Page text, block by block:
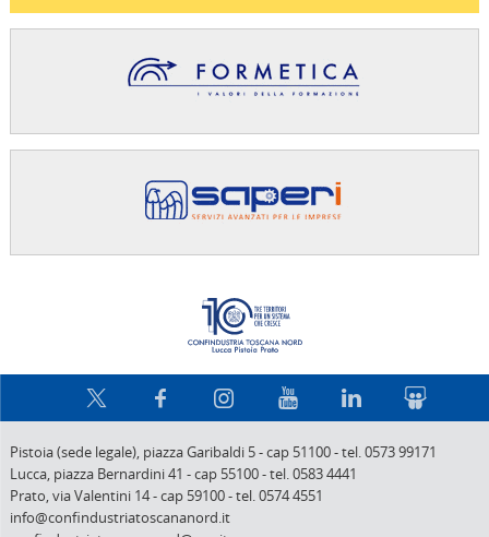
Pistoia (sede legale), piazza Garibaldi 5-cap 51100-tel. 0573 99171
Lucca, piazza Bernardini 41 -cap 55100-tel. 0583 4441
Prato,via Valentini 14-cap 59100-tel. 0574 4551
info@confindustriatoscananord.it